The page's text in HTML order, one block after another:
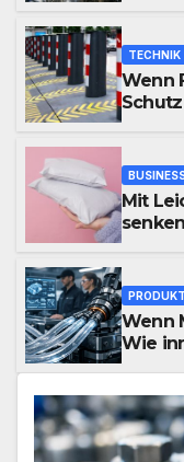
TECHNIK
Wenn
Mit
Wenn
Wie